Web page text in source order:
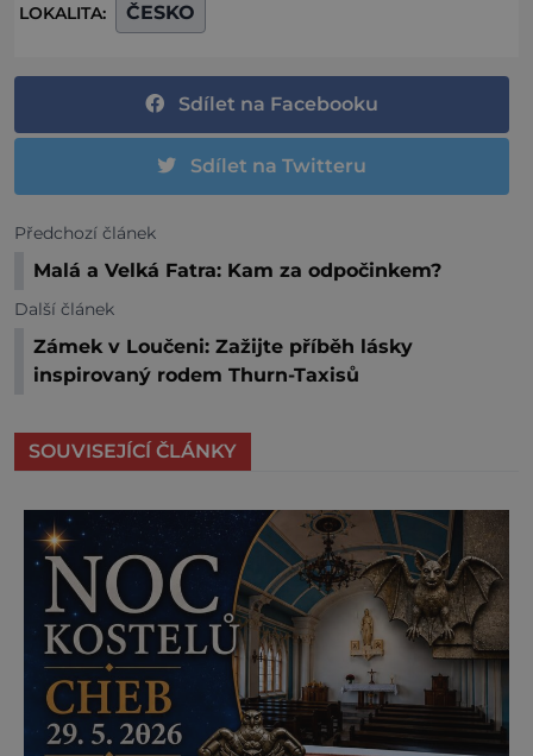
LOKALITA: ČESKO
Sdílet na Facebooku
Sdílet na Twitteru
Předchozí článek
Malá a Velká Fatra: Kam za odpočinkem?
Další článek
Zámek v Loučeni: Zažijte příběh lásky
inspirovaný rodem Thurn-Taxisů
SOUVISEJÍCÍ ČLÁNKY